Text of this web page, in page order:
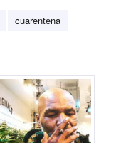
cuarentena